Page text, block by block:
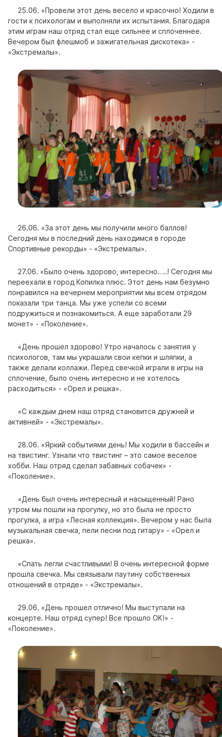
25.06. «Провели этот день весело и красочно! Ходили в
гости к психологам и выполняли их испытания. Благодаря
этим играм наш отряд стал еще сильнее и сплоченнее.
Вечером был флешмоб и зажигательная дискотека» -
«Экстремалы».
26.06. «За этот день мы получили много баллов!
Сегодня мы в последний день находимся в городе
Спортивные рекорды» - «Экстремалы».
27.06. «Было очень здорово, интересно…..! Сегодня мы
переехали в город Копилка плюс. Этот день нам безумно
понравился на вечернем мероприятии мы всем отрядом
показали три танца. Мы уже успели со всеми
подружиться и познакомиться. А еще заработали 29
монет» - «Поколение».
«День прошел здорово! Утро началось с занятия у
психологов, там мы украшали свои кепки и шляпки, а
также делали коллажи. Перед свечкой играли в игры на
сплочение, было очень интересно и не хотелось
расходиться» - «Орел и решка».
«С каждым днем наш отряд становится дружней и
активней» - «Экстремалы».
28.06. «Яркий событиями день! Мы ходили в бассейн и
на твистинг. Узнали что твистинг – это самое веселое
хобби. Наш отряд сделал забавных собачек» -
«Поколение».
«День был очень интересный и насыщенный! Рано
утром мы пошли на прогулку, но это была не просто
прогулка, а игра «Лесная коллекция». Вечером у нас была
музыкальная свечка, пели песни под гитару» - «Орел и
решка».
«Спать легли счастливыми! В очень интересной форме
прошла свечка. Мы связывали паутину собственных
отношений в отряде» - «Экстремалы».
29.06. «День прошел отлично! Мы выступали на
концерте. Наш отряд супер! Все прошло ОК!» -
«Поколение».